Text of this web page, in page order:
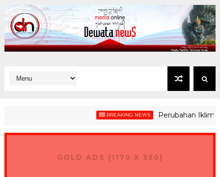
BREAKING NEWS Perubahan Iklim Ancam
Transformasikan Teh Ong Jadi Minuman Kekinian di
GOLD ADS (1170 X 350)